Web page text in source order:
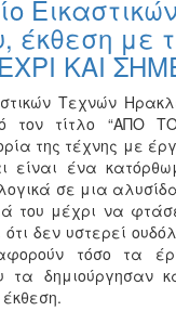
έκθεση με
ΚΑΙ
Τεχνών
τον τίτλο “ΑΠΟ
της τέχνης με
είναι ένα
σε μια
του μέχρι να
ότι δεν υστερεί
τόσο τα
τα δημιούργησαν